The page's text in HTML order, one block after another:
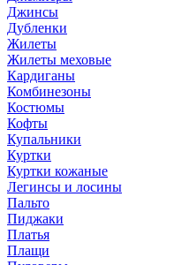
Джинсы
Дубленки
Жилеты
Жилеты меховые
Кардиганы
Комбинезоны
Костюмы
Кофты
Купальники
Куртки
Куртки кожаные
Легинсы и лосины
Пальто
Пиджаки
Платья
Плащи